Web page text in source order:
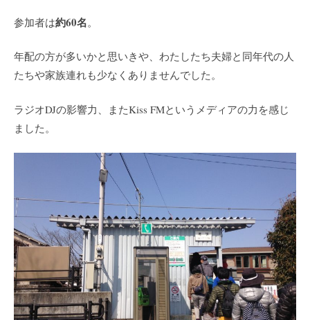
参加者は約60名。
年配の方が多いかと思いきや、わたしたち夫婦と同年代の人
たちや家族連れも少なくありませんでした。
ラジオDJの影響力、またKiss FMというメディアの力を感じ
ました。